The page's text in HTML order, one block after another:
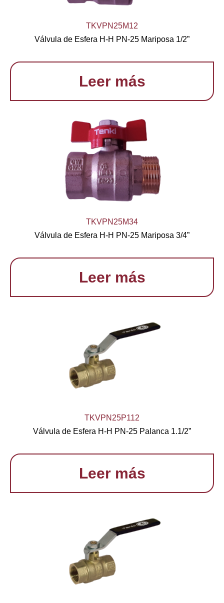
Válvula de Esfera H-H PN-25 Mariposa 1/2”
TKVPN25M12
Leer más
Válvula de Esfera H-H PN-25 Mariposa 3/4”
TKVPN25M34
Leer más
Válvula de Esfera H-H PN-25 Palanca 1.1/2”
TKVPN25P112
Leer más